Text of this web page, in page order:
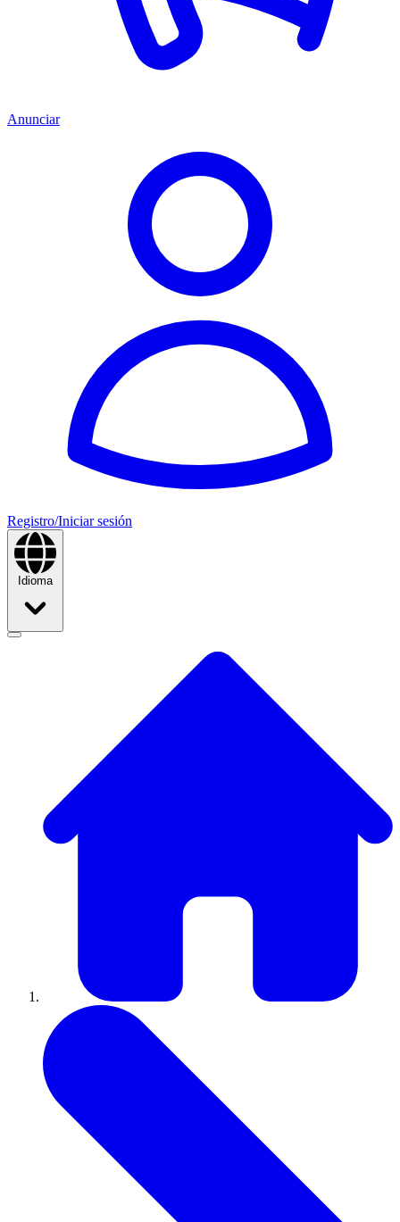
Anunciar
Registro/Iniciar sesión
Idioma